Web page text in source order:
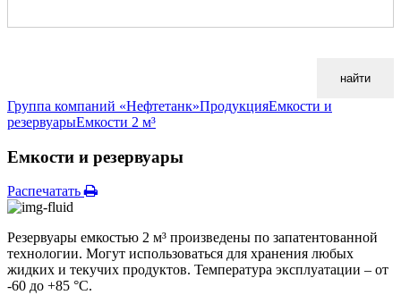
найти
Группа компаний «Нефтетанк»ПродукцияЕмкости и
резервуарыЕмкости 2 м³
Емкости и резервуары
Распечатать
Резервуары емкостью 2 м³ произведены по запатентованной
технологии. Могут использоваться для хранения любых
жидких и текучих продуктов. Температура эксплуатации – от
-60 до +85 °С.